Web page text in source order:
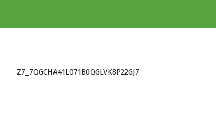
Z7_7QGCHA41L071B0QGLVK8P22GJ7